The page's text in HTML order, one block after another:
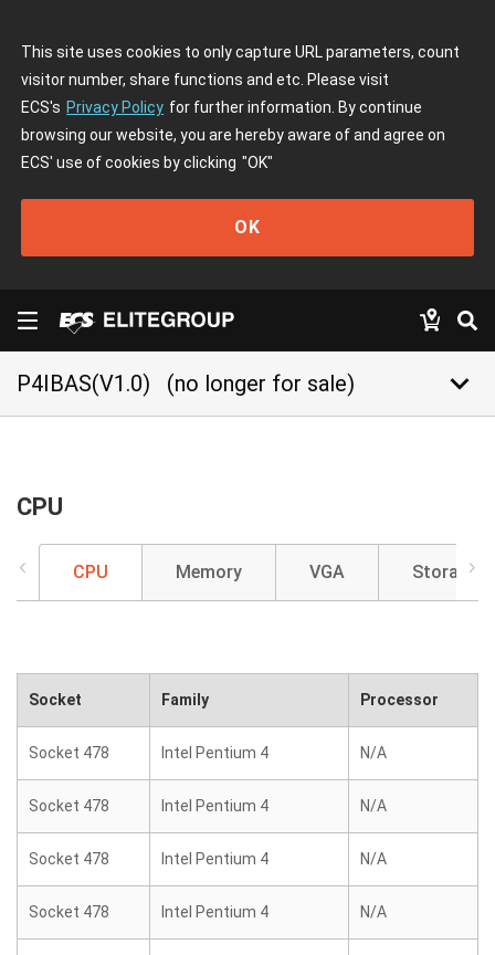
This site uses cookies to only capture URL parameters, count
visitor number, share functions and etc. Please visit
ECS's Privacy Policy for further information. By continue
browsing our website, you are hereby aware of and agree on
ECS' use of cookies by clicking "OK"
OK
P4IBAS(V1.0) (no longer for sale) keyboard_arrow_down
CPU
CPU Memory VGA Storage
Socket Family Processor
Socket 478 Intel Pentium 4 N/A
Socket 478 Intel Pentium 4 N/A
Socket 478 Intel Pentium 4 N/A
Socket 478 Intel Pentium 4 N/A